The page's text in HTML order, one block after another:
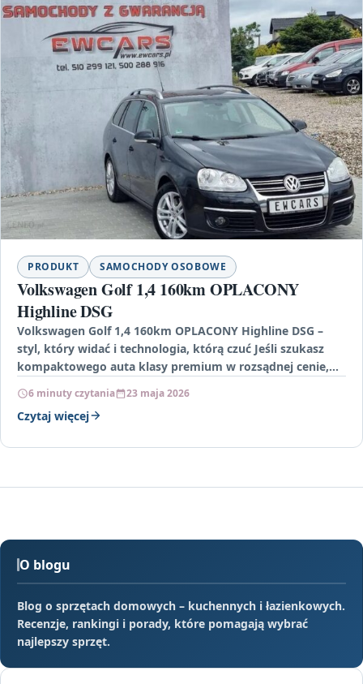
PRODUKT SAMOCHODY OSOBOWE
Volkswagen Golf 1,4 160km OPLACONY
Highline DSG
Volkswagen Golf 1,4 160km OPLACONY Highline DSG –
styl, który widać i technologia, którą czuć Jeśli szukasz
kompaktowego auta klasy premium w rozsądnej cenie,…
6 minuty czytania 23 maja 2026
Czytaj więcej
O blogu
Blog o sprzętach domowych – kuchennych i łazienkowych.
Recenzje, rankingi i porady, które pomagają wybrać
najlepszy sprzęt.